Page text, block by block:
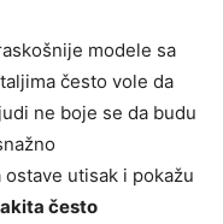
modele sa
često vole da
ne boje se da budu
utisak i pokažu
često